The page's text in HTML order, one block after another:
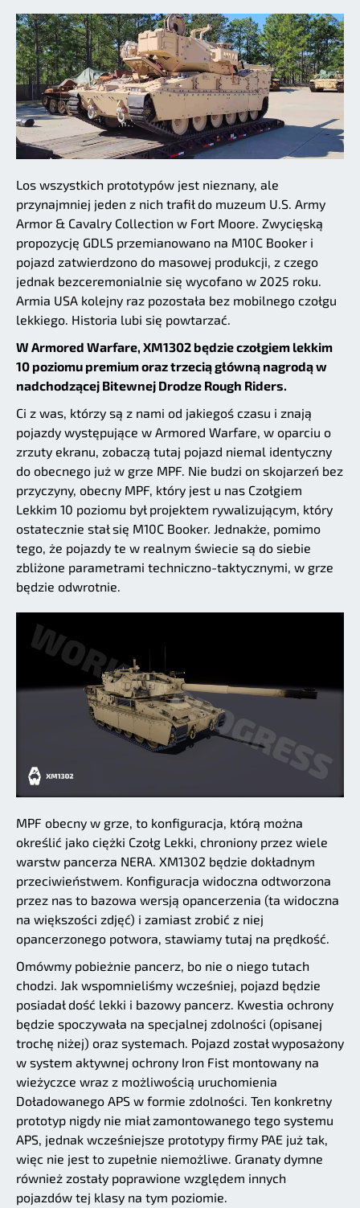
Los wszystkich prototypów jest nieznany, ale
przynajmniej jeden z nich trafił do muzeum U.S. Army
Armor & Cavalry Collection w Fort Moore. Zwycięską
propozycję GDLS przemianowano na M10C Booker i
pojazd zatwierdzono do masowej produkcji, z czego
jednak bezceremonialnie się wycofano w 2025 roku.
Armia USA kolejny raz pozostała bez mobilnego czołgu
lekkiego. Historia lubi się powtarzać.
W Armored Warfare, XM1302 będzie czołgiem lekkim
10 poziomu premium oraz trzecią główną nagrodą w
nadchodzącej Bitewnej Drodze Rough Riders.
Ci z was, którzy są z nami od jakiegoś czasu i znają
pojazdy występujące w Armored Warfare, w oparciu o
zrzuty ekranu, zobaczą tutaj pojazd niemal identyczny
do obecnego już w grze MPF. Nie budzi on skojarzeń bez
przyczyny, obecny MPF, który jest u nas Czołgiem
Lekkim 10 poziomu był projektem rywalizującym, który
ostatecznie stał się M10C Booker. Jednakże, pomimo
tego, że pojazdy te w realnym świecie są do siebie
zbliżone parametrami techniczno-taktycznymi, w grze
będzie odwrotnie.
MPF obecny w grze, to konfiguracja, którą można
określić jako ciężki Czołg Lekki, chroniony przez wiele
warstw pancerza NERA. XM1302 będzie dokładnym
przeciwieństwem. Konfiguracja widoczna odtworzona
przez nas to bazowa wersją opancerzenia (ta widoczna
na większości zdjęć) i zamiast zrobić z niej
opancerzonego potwora, stawiamy tutaj na prędkość.
Omówmy pobieżnie pancerz, bo nie o niego tutach
chodzi. Jak wspomnieliśmy wcześniej, pojazd będzie
posiadał dość lekki i bazowy pancerz. Kwestia ochrony
będzie spoczywała na specjalnej zdolności (opisanej
trochę niżej) oraz systemach. Pojazd został wyposażony
w system aktywnej ochrony Iron Fist montowany na
wieżyczce wraz z możliwością uruchomienia
Doładowanego APS w formie zdolności. Ten konkretny
prototyp nigdy nie miał zamontowanego tego systemu
APS, jednak wcześniejsze prototypy firmy PAE już tak,
więc nie jest to zupełnie niemożliwe. Granaty dymne
również zostały poprawione względem innych
pojazdów tej klasy na tym poziomie.